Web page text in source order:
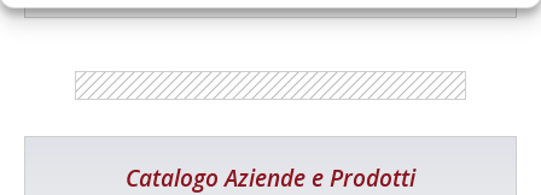
Catalogo Aziende e Prodotti